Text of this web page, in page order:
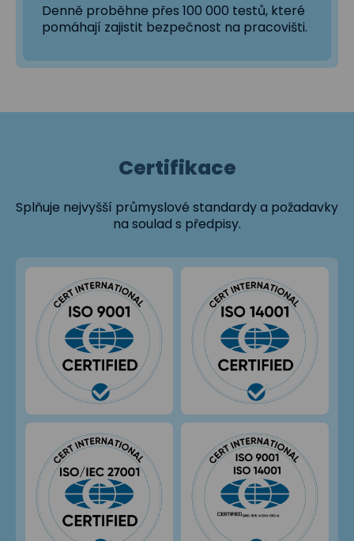
Denně proběhne přes 100 000 testů, které
pomáhají zajistit bezpečnost na pracovišti.
Certifikace
Splňuje nejvyšší průmyslové standardy a požadavky
na soulad s předpisy.